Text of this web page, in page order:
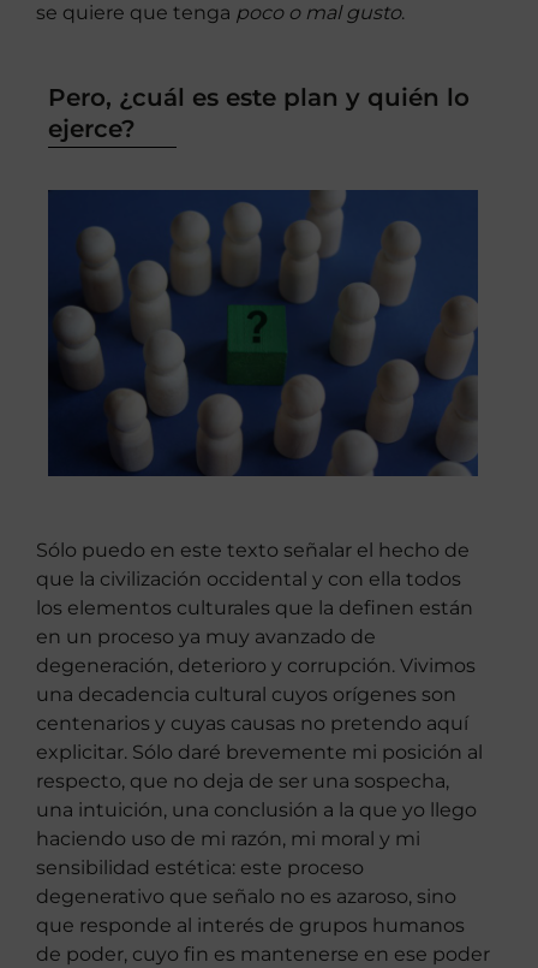
se quiere que tenga poco o mal gusto.
Pero, ¿cuál es este plan y quién lo
ejerce?
Sólo puedo en este texto señalar el hecho de
que la civilización occidental y con ella todos
los elementos culturales que la definen están
en un proceso ya muy avanzado de
degeneración, deterioro y corrupción. Vivimos
una decadencia cultural cuyos orígenes son
centenarios y cuyas causas no pretendo aquí
explicitar. Sólo daré brevemente mi posición al
respecto, que no deja de ser una sospecha,
una intuición, una conclusión a la que yo llego
haciendo uso de mi razón, mi moral y mi
sensibilidad estética: este proceso
degenerativo que señalo no es azaroso, sino
que responde al interés de grupos humanos
de poder, cuyo fin es mantenerse en ese poder